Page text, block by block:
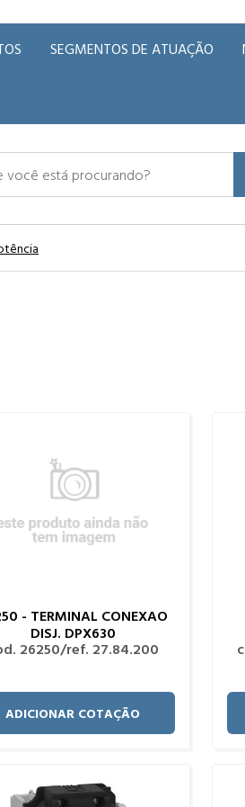
SEGMENTOS DE ATUAÇÃO
- TERMINAL CONEXAO
DISJ. DPX630
26250/ref. 27.84.200
ADICIONAR COTAÇÃO